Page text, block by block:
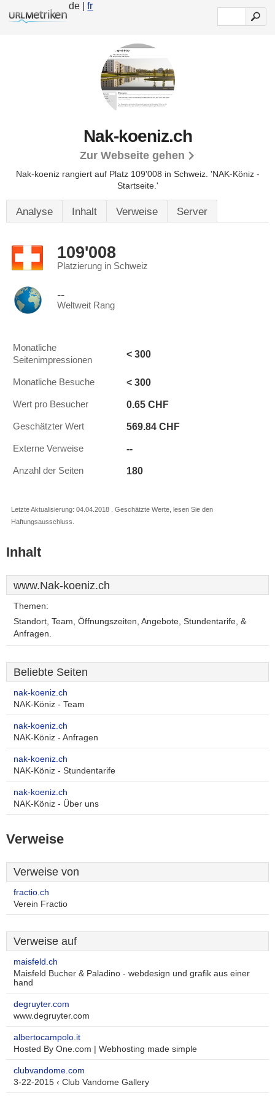
de |fr
Nak-koeniz.ch
Zur Webseite gehen
Nak-koeniz rangiert auf Platz 109'008 in Schweiz. 'NAK-Köniz -
Startseite.'
Analyse Inhalt Verweise Server
109'008
Platzierung in Schweiz
--
Weltweit Rang
Monatliche
Seitenimpressionen
< 300
Monatliche Besuche < 300
Wert pro Besucher 0.65 CHF
Geschätzter Wert 569.84 CHF
Externe Verweise --
Anzahl der Seiten 180
Letzte Aktualisierung: 04.04.2018 . Geschätzte Werte, lesen Sie den
Haftungsausschluss.
Inhalt
www.Nak-koeniz.ch
Themen:
Standort, Team, Öffnungszeiten, Angebote, Stundentarife, &
Anfragen.
Beliebte Seiten
nak-koeniz.ch
NAK-Köniz - Team
nak-koeniz.ch
NAK-Köniz - Anfragen
nak-koeniz.ch
NAK-Köniz - Stundentarife
nak-koeniz.ch
NAK-Köniz - Über uns
Verweise
Verweise von
fractio.ch
Verein Fractio
Verweise auf
maisfeld.ch
Maisfeld Bucher & Paladino - webdesign und grafik aus einer
hand
degruyter.com
www.degruyter.com
albertocampolo.it
Hosted By One.com | Webhosting made simple
clubvandome.com
3-22-2015 ‹ Club Vandome Gallery